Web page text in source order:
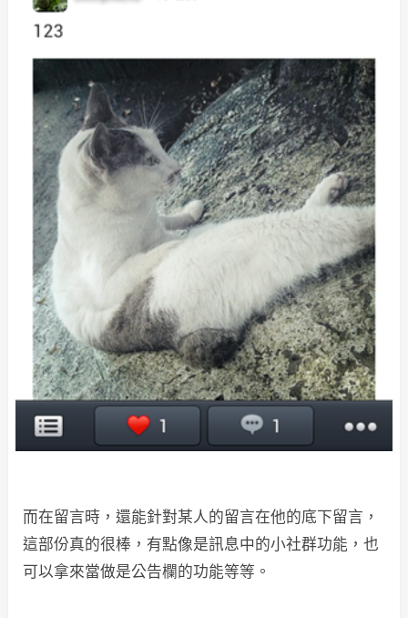
而在留言時，還能針對某人的留言在他的底下留言，
這部份真的很棒，有點像是訊息中的小社群功能，也
可以拿來當做是公告欄的功能等等。